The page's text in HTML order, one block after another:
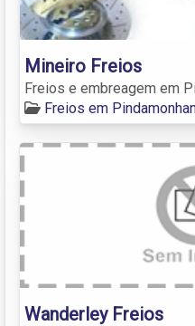
Mineiro Freios
Freios e embreagem em
Freios em
Wanderley Freios